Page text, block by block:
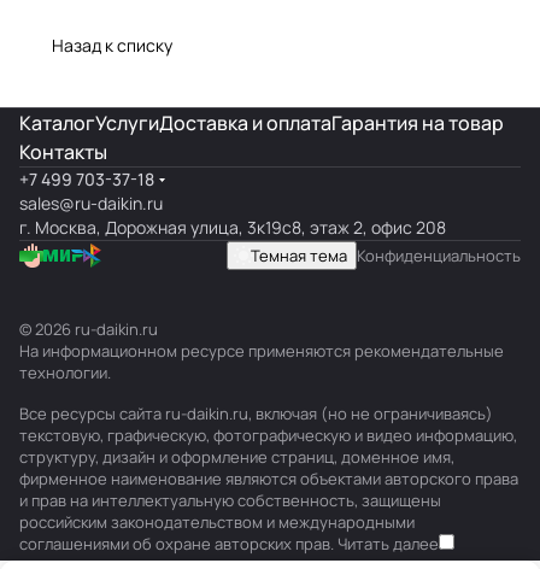
Назад к списку
КаталогУслугиДоставка и оплатаГарантия на товар
Контакты
+7 499 703-37-18
sales@ru-daikin.ru
г. Москва, Дорожная улица, 3к19с8, этаж 2, офис 208
Темная тема Конфиденциальность
© 2026 ru-daikin.ru
На информационном ресурсе применяются рекомендательные
технологии.
Все ресурсы сайта ru-daikin.ru, включая (но не ограничиваясь)
текстовую, графическую, фотографическую и видео информацию,
структуру, дизайн и оформление страниц, доменное имя,
фирменное наименование являются объектами авторского права
и прав на интеллектуальную собственность, защищены
российским законодательством и международными
соглашениями об охране авторских прав. Читать далее